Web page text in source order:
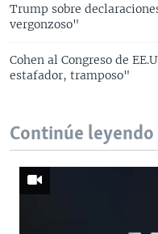
Trump sobre
vergonzoso"
Cohen al Congreso de
estafador, tramposo"
Continúe leyendo